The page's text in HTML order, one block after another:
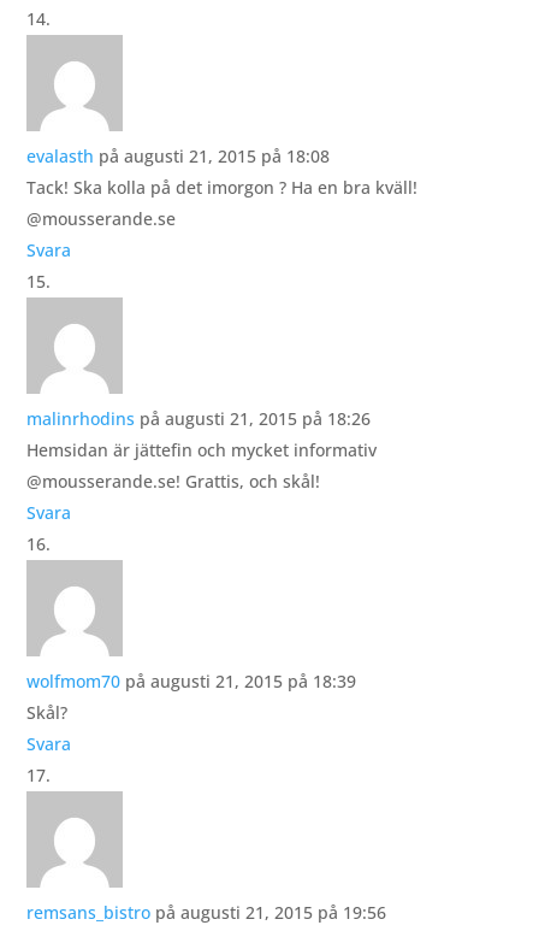
evalasth på augusti 21, 2015 på 18:08
Tack! Ska kolla på det imorgon ? Ha en bra kväll!
@mousserande.se
Svara
malinrhodins på augusti 21, 2015 på 18:26
Hemsidan är jättefin och mycket informativ
@mousserande.se! Grattis, och skål!
Svara
wolfmom70 på augusti 21, 2015 på 18:39
Skål?
Svara
remsans_bistro på augusti 21, 2015 på 19:56